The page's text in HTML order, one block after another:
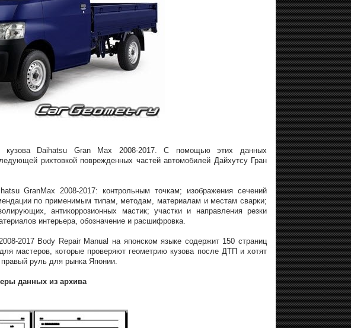
кузова Daihatsu Gran Max 2008-2017. С помощью этих данных
рихтовкой поврежденных частей автомобилей Дайхутсу Гран
GranMax 2008-2017: контрольным точкам; изображения сечений
по применимым типам, методам, материалам и местам сварки;
антикоррозионных мастик; участки и направления резки
интерьера, обозначение и расшифровка.
2017 Body Repair Manual на японском языке содержит 150 страниц
мастеров, которые проверяют геометрию кузова после ДТП и хотят
руль для рынка Японии.
данных из архива